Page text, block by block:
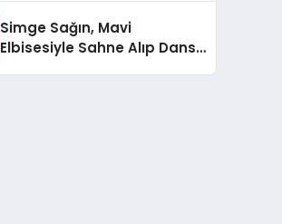
Simge Sağın, Mavi
Elbisesiyle Sahne Alıp Dans